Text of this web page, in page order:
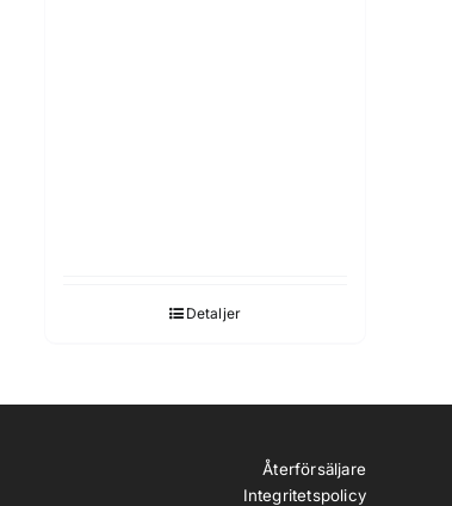
Detaljer
Återförsäljare
Integritetspolicy